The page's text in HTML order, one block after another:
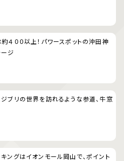
４００以上！パワースポットの沖田神
ジ
ブリの世界を訪れるような参道、牛窓
ングはイオンモール岡山で、ポイント